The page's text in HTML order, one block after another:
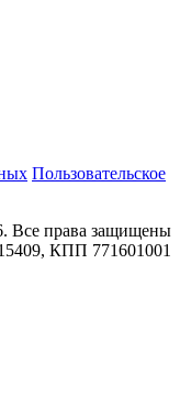
Пользовательское
Все права защищены
КПП 771601001